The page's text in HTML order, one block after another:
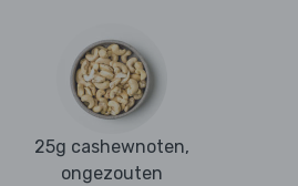
25g cashewnoten,
ongezouten